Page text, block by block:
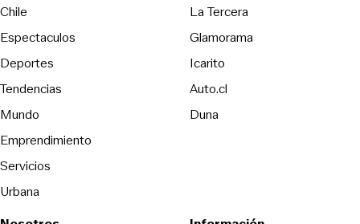
Chile
Espectaculos
Deportes
Tendencias
Mundo
Emprendimiento
Servicios
Urbana
La TerceraOpens in new
Glamorama
Icarito
Auto.cl
DunaOpens in new window